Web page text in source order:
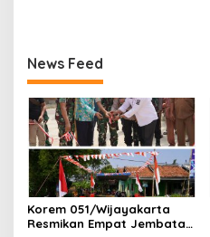
News Feed
Korem 051/Wijayakarta
Resmikan Empat Jembatan